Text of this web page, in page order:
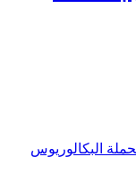
شاغرة لحملة البكالوريوس